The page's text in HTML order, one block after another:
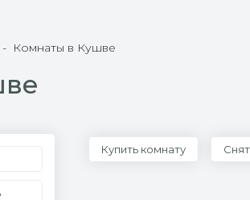
Комнаты в Кушве
Купить комнату